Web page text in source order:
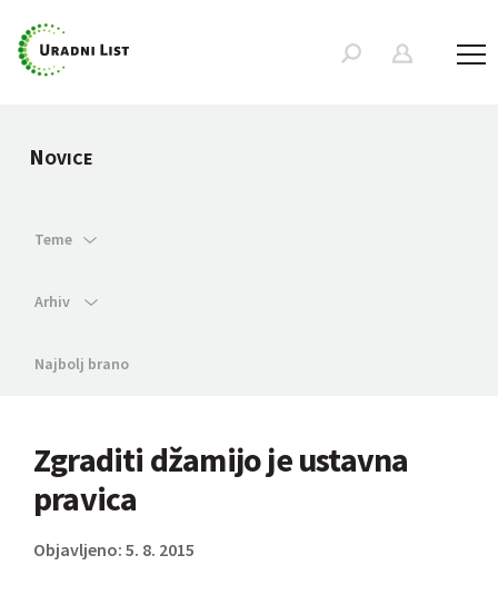
NOVICE
Teme
Arhiv
Najbolj brano
Zgraditi džamijo je ustavna
pravica
Objavljeno: 5. 8. 2015